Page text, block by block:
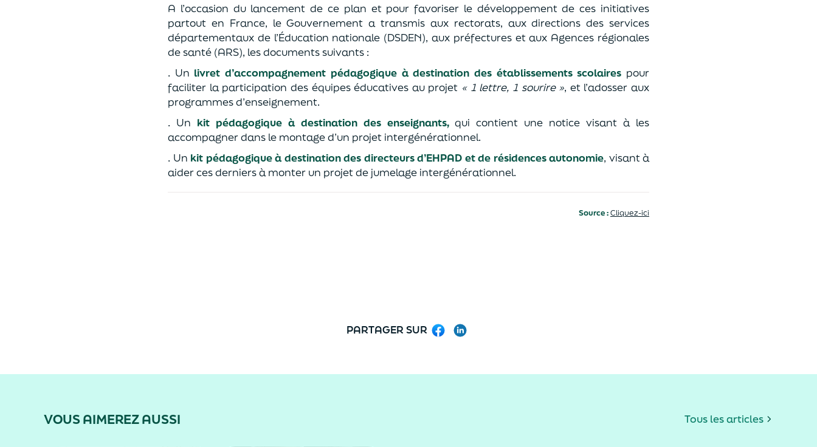
A l’occasion du lancement de ce plan et pour favoriser le développement de ces initiatives
partout en France, le Gouvernement a transmis aux rectorats, aux directions des services
départementaux de l’Éducation nationale (DSDEN), aux préfectures et aux Agences régionales
de santé (ARS), les documents suivants :
. Un livret d’accompagnement pédagogique à destination des établissements scolaires pour
faciliter la participation des équipes éducatives au projet « 1 lettre, 1 sourire », et l’adosser aux
programmes d’enseignement.
. Un kit pédagogique à destination des enseignants,qui contient une notice visant à les
accompagner dans le montage d’un projet intergénérationnel.
. Un kit pédagogique à destination des directeurs d’EHPAD et de résidences autonomie, visant à
aider ces derniers à monter un projet de jumelage intergénérationnel.
Source :Cliquez-ici
PARTAGER SUR Facebook
VOUS AIMEREZ AUSSI Tous les articles